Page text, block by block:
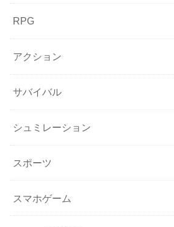
RPG
アクション
サバイバル
シュミレーション
スポーツ
スマホゲーム